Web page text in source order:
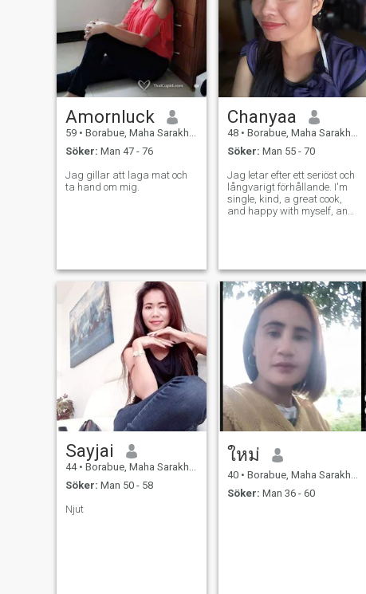
Amornluck
59 • Borabue, Maha Sarakham, Thailand
Söker: Man 47 - 76
Jag gillar att laga mat och
ta hand om mig.
Chanyaa
48 • Borabue, Maha Sarakham, Thailand
Söker: Man 55 - 70
Jag letar efter ett seriöst och
långvarigt förhållande. I'm
single, kind, a great cook,
and happy with myself, and I
snäll, en bra kock Om du är
en vänlig och varm man redo
att dela den lyckan, feel free
to message me and get to
know me.
Sayjai
44 • Borabue, Maha Sarakham, Thailand
Söker: Man 50 - 58
Njut
ใหม่
40 • Borabue, Maha Sarakham, Thailand
Söker: Man 36 - 60